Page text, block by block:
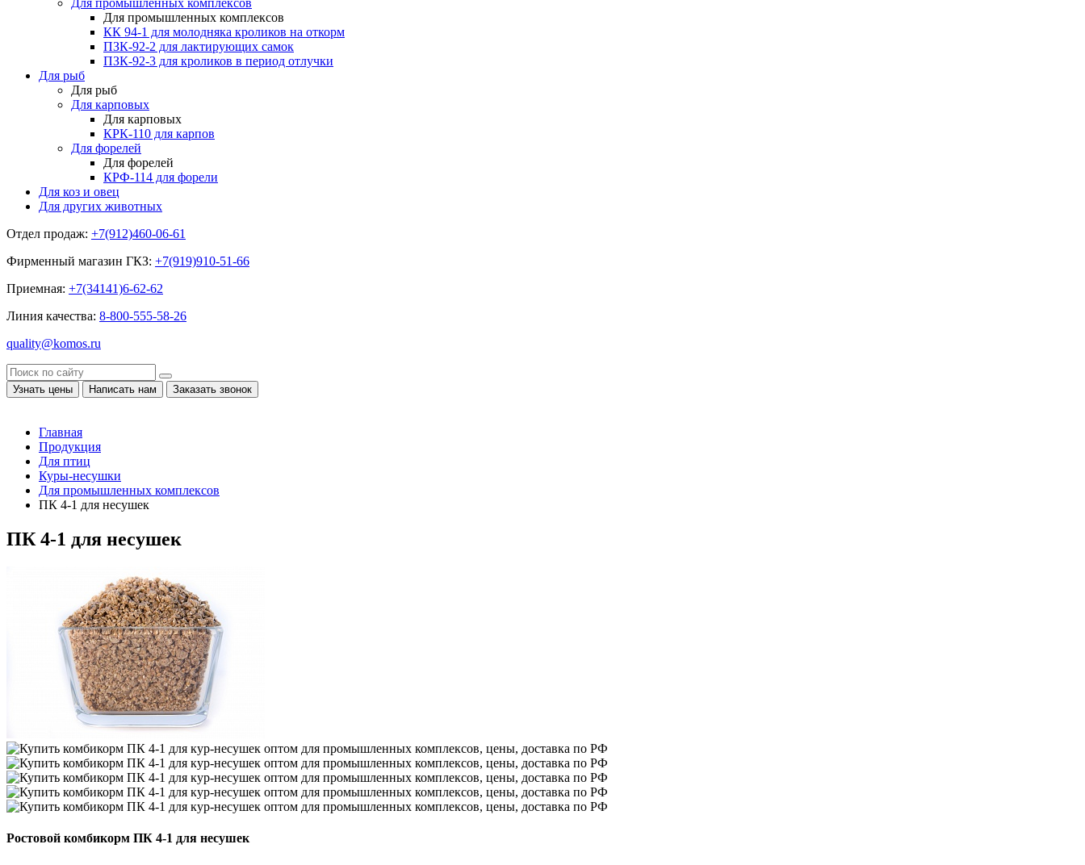
Для промышленных комплексов
Для промышленных комплексов
КК 94-1 для молодняка кроликов на откорм
ПЗК-92-2 для лактирующих самок
ПЗК-92-3 для кроликов в период отлучки
Для рыб
Для рыб
Для карповых
Для карповых
КРК-110 для карпов
Для форелей
Для форелей
КРФ-114 для форели
Для коз и овец
Для других животных
Отдел продаж: +7(912)460-06-61
Фирменный магазин ГКЗ: +7(919)910-51-66
Приемная: +7(34141)6-62-62
Линия качества: 8-800-555-58-26
quality@komos.ru
Узнать цены Написать нам Заказать звонок
Главная
Продукция
Для птиц
Куры-несушки
Для промышленных комплексов
ПК 4-1 для несушек
ПК 4-1 для несушек
Ростовой комбикорм ПК 4-1 для несушек